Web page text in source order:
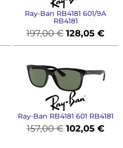
Ray-Ban RB4181 601/9A
RB4181
197,00€ 128,05€
Ray-Ban RB4181 601 RB4181
157,00€ 102,05 €